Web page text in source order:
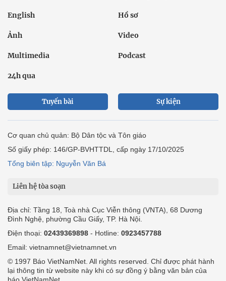
English Hồ sơ
Ảnh Video
Multimedia Podcast
24h qua
Tuyến bài Sự kiện
Cơ quan chủ quản: Bộ Dân tộc và Tôn giáo
Số giấy phép: 146/GP-BVHTTDL, cấp ngày 17/10/2025
Tổng biên tập: Nguyễn Văn Bá
Liên hệ tòa soạn
Địa chỉ: Tầng 18, Toà nhà Cục Viễn thông (VNTA), 68 Dương
Đình Nghệ, phường Cầu Giấy, TP. Hà Nội.
Điện thoại: 02439369898 - Hotline: 0923457788
Email: vietnamnet@vietnamnet.vn
© 1997 Báo VietNamNet. All rights reserved. Chỉ được phát hành
lại thông tin từ website này khi có sự đồng ý bằng văn bản của